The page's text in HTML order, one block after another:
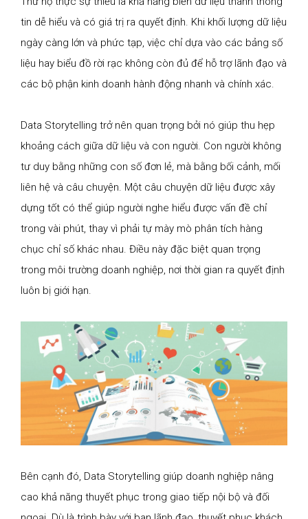
tin dễ hiểu và có giá trị ra quyết định. Khi khối lượng dữ liệu
ngày càng lớn và phức tạp, việc chỉ dựa vào các bảng số
liệu hay biểu đồ rời rạc không còn đủ để hỗ trợ lãnh đạo và
các bộ phận kinh doanh hành động nhanh và chính xác.
Data Storytelling trở nên quan trọng bởi nó giúp thu hẹp
khoảng cách giữa dữ liệu và con người. Con người không
tư duy bằng những con số đơn lẻ, mà bằng bối cảnh, mối
liên hệ và câu chuyện. Một câu chuyện dữ liệu được xây
dựng tốt có thể giúp người nghe hiểu được vấn đề chỉ
trong vài phút, thay vì phải tự mày mò phân tích hàng
chục chỉ số khác nhau. Điều này đặc biệt quan trọng
trong môi trường doanh nghiệp, nơi thời gian ra quyết định
luôn bị giới hạn.
Bên cạnh đó, Data Storytelling giúp doanh nghiệp nâng
cao khả năng thuyết phục trong giao tiếp nội bộ và đối